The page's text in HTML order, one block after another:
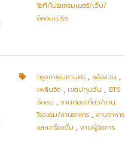
ไอที/โปรแกรมเมอร์/เว็บ/
อีคอมเมิร์ซ
กรุงเทพมหานคร , หลังสวน ,
เพลินจิต , เขตปทุมวัน , BTS
ชิดลม ,งานท่องเที่ยว/งาน
โรงแรม/งานอาหาร ,งานอาหาร
และเครื่องดื่ม ,งานผู้จัดการ